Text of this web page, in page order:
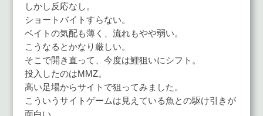
しかし反応なし。
ショートバイトすらない。
ベイトの気配も薄く、流れもやや弱い。
こうなるとかなり厳しい。
そこで開き直って、今度は鯉狙いにシフト。
投入したのはMMZ。
高い足場からサイトで狙ってみました。
こういうサイトゲームは見えている魚との駆け引きが